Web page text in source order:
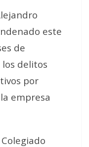
este
de
delitos
por
empresa